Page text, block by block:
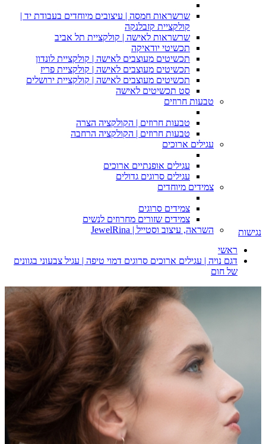
שרשראות חמסה | עיצובים מיוחדים בעבודת יד |
קולקציית קזבלנקה
שרשראות לאישה | קולקציית תל אביב
תכשיטי יודאיקה
תכשיטים מעוצבים לאישה | קולקציית לונדון
תכשיטים מעוצבים לאישה | קולקציית פריז
תכשיטים מעוצבים לאישה | קולקציית ירושלים
סט תכשיטים לאישה
טבעות חרוזים
טבעות חרוזים | הקולקציה הצרה
טבעות חרוזים | הקולקציה הרחבה
עגילים ארוכים
עגילים אופנתיים ארוכים
עגילים סרוגים גדולים
צמידים מיוחדים
צמידים סרוגים
צמידים שזורים מחרוזים לנשים
השראה, עיצוב וסטייל | JewelRina
ראשי
דגם נויה | עגילים ארוכים סרוגים דמוי טיפה | עגיל צבעוני בגוונים
של חום
נגישות